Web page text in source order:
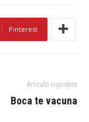
Pinterest
Artículo siguiente
Boca te vacuna